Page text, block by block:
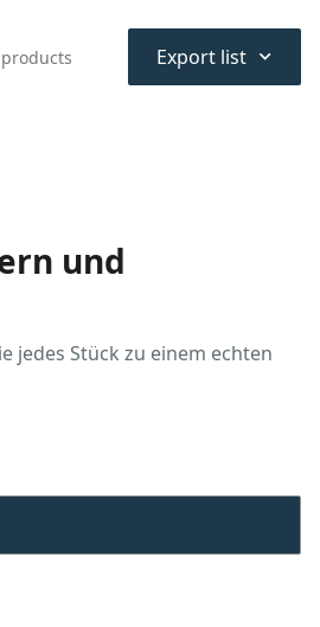
Export list ⌃
und
jedes Stück zu einem echten